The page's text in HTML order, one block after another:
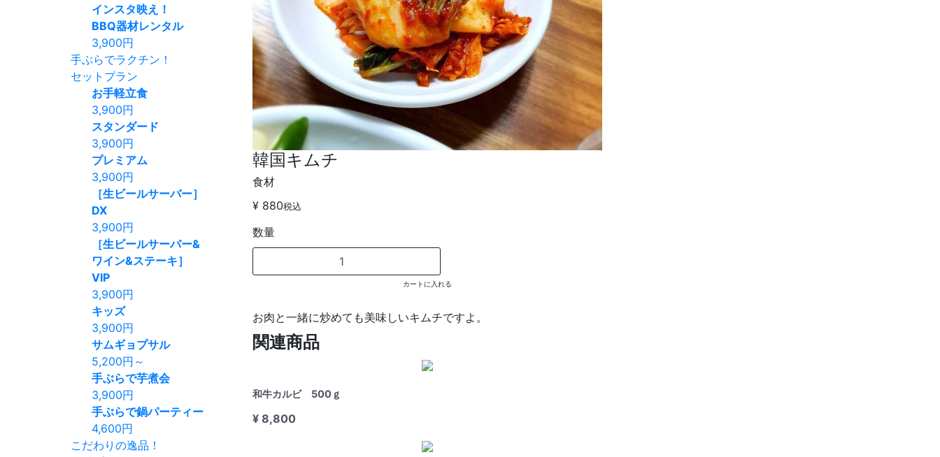
韓国キムチ
食材
¥ 880税込
数量
カートに入れる
お肉と一緒に炒めても美味しいキムチですよ。
関連商品
和牛カルビ 500ｇ
¥ 8,800
インスタ映え！
BBQ器材レンタル
3,900円
手ぶらでラクチン！
セットプラン
お手軽立食
3,900円
スタンダード
3,900円
プレミアム
3,900円
［生ビールサーバー］
DX
3,900円
［生ビールサーバー&
ワイン&ステーキ］
VIP
3,900円
キッズ
3,900円
サムギョプサル
5,200円～
手ぶらで芋煮会
3,900円
手ぶらで鍋パーティー
4,600円
こだわりの逸品！